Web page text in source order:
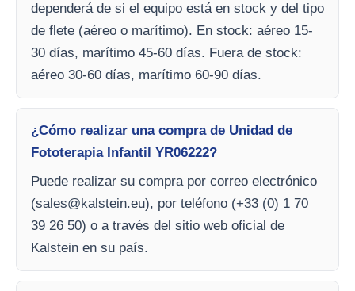
dependerá de si el equipo está en stock y del tipo
de flete (aéreo o marítimo). En stock: aéreo 15-
30 días, marítimo 45-60 días. Fuera de stock:
aéreo 30-60 días, marítimo 60-90 días.
¿Cómo realizar una compra de Unidad de
Fototerapia Infantil YR06222?
Puede realizar su compra por correo electrónico
(sales@kalstein.eu), por teléfono (+33 (0) 1 70
39 26 50) o a través del sitio web oficial de
Kalstein en su país.